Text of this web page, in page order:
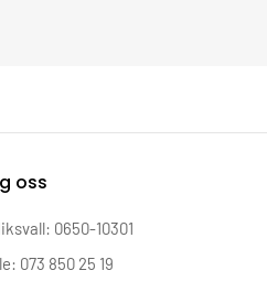
oss
0650-10301
073 850 25 19